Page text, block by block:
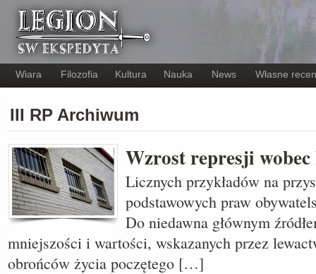
Wiara Filozofia Kultura Nauka News Własne
III RP Archiwum
Wzrost represji
Licznych przykładów na
podstawowych praw
Do niedawna głównym
mniejszości i wartości, wskazanych przez
obrońców życia poczętego […]